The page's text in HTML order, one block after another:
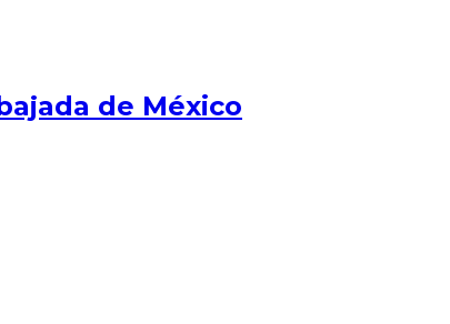
de México